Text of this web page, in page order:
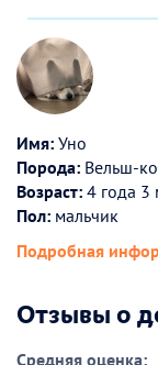
Имя: Уно
Порода: Вельш-
Возраст: 4 года 3
Пол: мальчик
Подробная
Отзывы о
Средняя оценка: